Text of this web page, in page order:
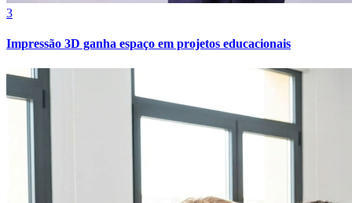
3
Impressão 3D ganha espaço em projetos educacionais